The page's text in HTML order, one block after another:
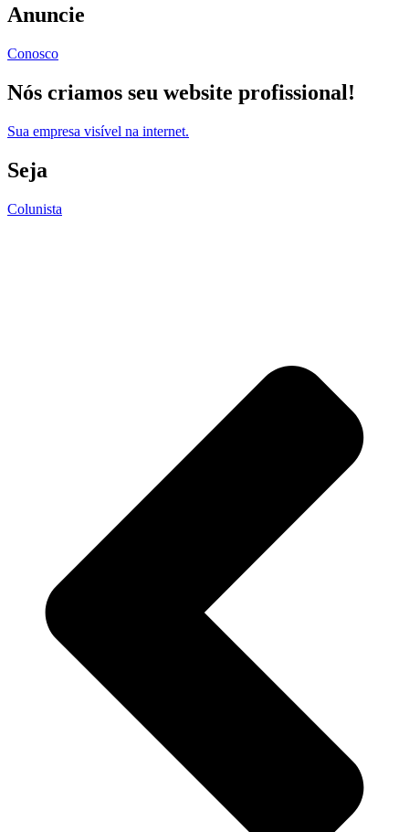
Anuncie
Conosco
Nós criamos seu website profissional!
Sua empresa visível na internet.
Seja
Colunista